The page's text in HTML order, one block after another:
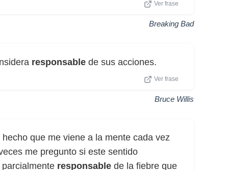
Ver frase
Breaking Bad
responsable de sus acciones.
Ver frase
Bruce Willis
que me viene a la mente cada vez
me pregunto si este sentido
responsable de la fiebre que